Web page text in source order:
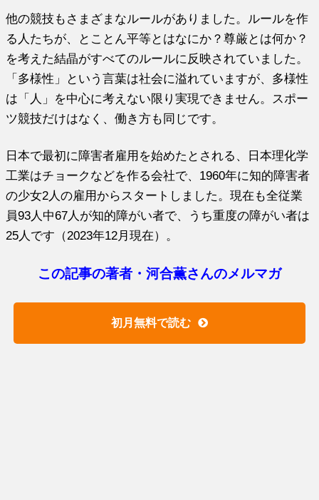
他の競技もさまざまなルールがありました。ルールを作
る人たちが、とことん平等とはなにか？尊厳とは何か？
を考えた結晶がすべてのルールに反映されていました。
「多様性」という言葉は社会に溢れていますが、多様性
は「人」を中心に考えない限り実現できません。スポー
ツ競技だけはなく、働き方も同じです。
日本で最初に障害者雇用を始めたとされる、日本理化学
工業はチョークなどを作る会社で、1960年に知的障害者
の少女2人の雇用からスタートしました。現在も全従業
員93人中67人が知的障がい者で、うち重度の障がい者は
25人です（2023年12月現在）。
この記事の著者・河合薫さんのメルマガ
初月無料で読む